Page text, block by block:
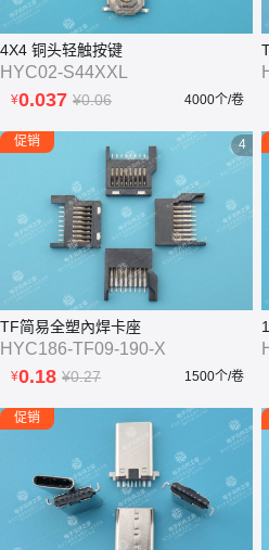
4X4 铜头轻触按键
HYC02-S44XXL
¥0.037 ¥0.06 4000个/卷
促销 4
TF简易全塑內焊卡座
HYC186-TF09-190-X
¥0.18 ¥0.27 1500个/卷
促销